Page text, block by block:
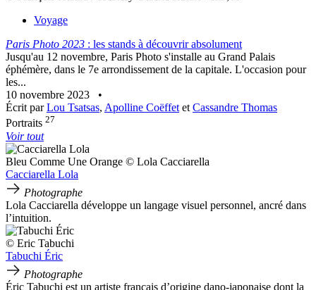
Voyage
Paris Photo 2023 : les stands à découvrir absolument
Jusqu'au 12 novembre, Paris Photo s'installe au Grand Palais
éphémère, dans le 7e arrondissement de la capitale. L'occasion pour
les...
10 novembre 2023
•
Écrit parLou Tsatsas, Apolline Coëffet et Cassandre Thomas
Portraits 27
Voir tout
Bleu Comme Une Orange © Lola Cacciarella
Cacciarella Lola
Photographe
Lola Cacciarella développe un langage visuel personnel, ancré dans
l’intuition.
© Eric Tabuchi
Tabuchi Éric
Photographe
Éric Tabuchi est un artiste français d’origine dano-japonaise dont la